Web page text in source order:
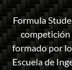
Formula
competición
formado por
Escuela de